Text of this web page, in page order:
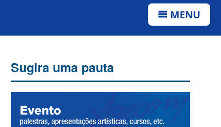
MENU
Sugira uma pauta